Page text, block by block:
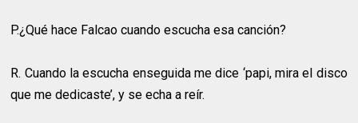
P.¿Qué hace Falcao cuando escucha esa canción?
R. Cuando la escucha enseguida me dice ‘papi, mira el disco
que me dedicaste’, y se echa a reír.